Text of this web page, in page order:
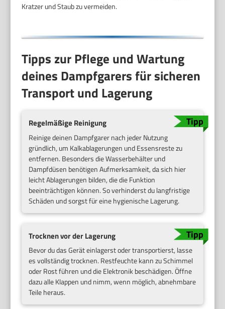
Kratzer und Staub zu vermeiden.
Tipps zur Pflege und Wartung
deines Dampfgarers für sicheren
Transport und Lagerung
Regelmäßige Reinigung
Reinige deinen Dampfgarer nach jeder Nutzung
gründlich, um Kalkablagerungen und Essensreste zu
entfernen. Besonders die Wasserbehälter und
Dampfdüsen benötigen Aufmerksamkeit, da sich hier
leicht Ablagerungen bilden, die die Funktion
beeinträchtigen können. So verhinderst du langfristige
Schäden und sorgst für eine hygienische Lagerung.
Trocknen vor der Lagerung
Bevor du das Gerät einlagerst oder transportierst, lasse
es vollständig trocknen. Restfeuchte kann zu Schimmel
oder Rost führen und die Elektronik beschädigen. Öffne
dazu alle Klappen und nimm, wenn möglich, abnehmbare
Teile heraus.